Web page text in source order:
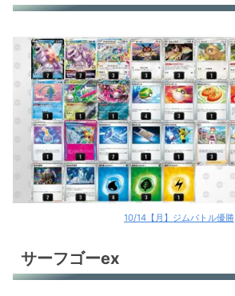
10/14【月】ジムバトル優勝
サーフゴーex